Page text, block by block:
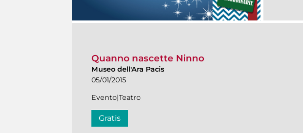
Quanno nascette Ninno
Museo dell'Ara Pacis
05/01/2015
Evento|Teatro
Gratis